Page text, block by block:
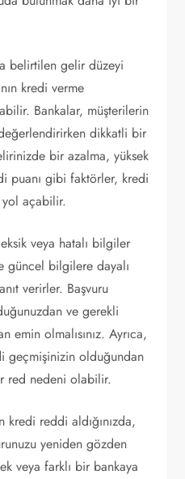
belirtilen gelir düzeyi
kredi verme
Bankalar, müşterilerin
dikkatli bir
bir azalma, yüksek
puanı gibi faktörler, kredi
açabilir.
veya hatalı bilgiler
güncel bilgilere dayalı
verirler. Başvuru
ve gerekli
emin olmalısınız. Ayrıca,
geçmişinizin olduğundan
red nedeni olabilir.
kredi reddi aldığınızda,
yeniden gözden
veya farklı bir bankaya